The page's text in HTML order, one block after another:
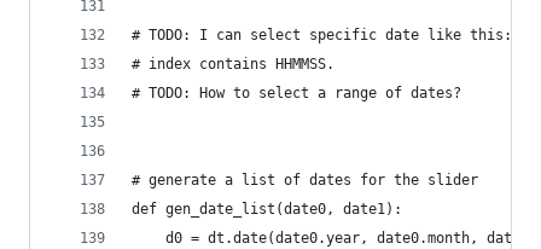
# TODO: I can select specific date like this:
# index contains HHMMSS.
# TODO: How to select a range of dates?
# generate a list of dates for the slider
def gen_date_list(date0, date1):
d0 = dt.date(date0.year, date0.month,